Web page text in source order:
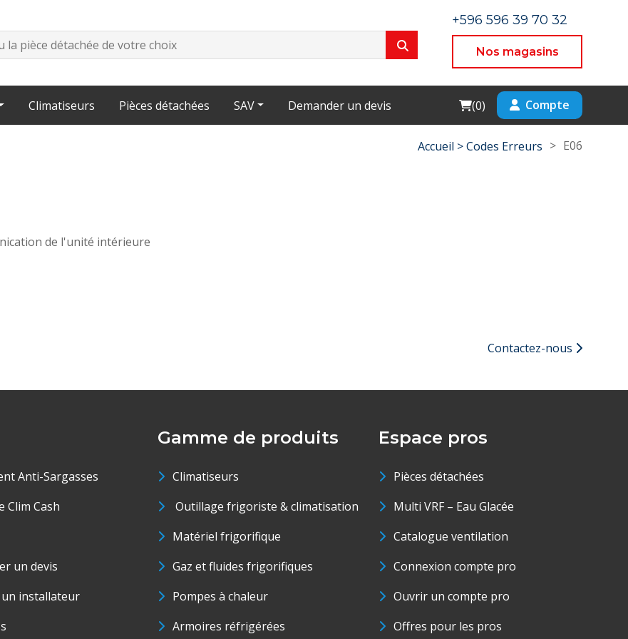
+596 596 39 70 32
Nos magasins
Climatiseurs Pièces détachées SAV Demander un devis Cart
(0) Compte
Accueil >Codes Erreurs > E06
de l'unité intérieure
Contactez-nous
Anti-Sargasses
Clim Cash
un devis
installateur
Gamme de produits
Climatiseurs
Outillage frigoriste & climatisation
Matériel frigorifique
Gaz et fluides frigorifiques
Pompes à chaleur
Armoires réfrigérées
Espace pros
Pièces détachées
Multi VRF – Eau Glacée
Catalogue ventilation
Connexion compte pro
Ouvrir un compte pro
Offres pour les pros